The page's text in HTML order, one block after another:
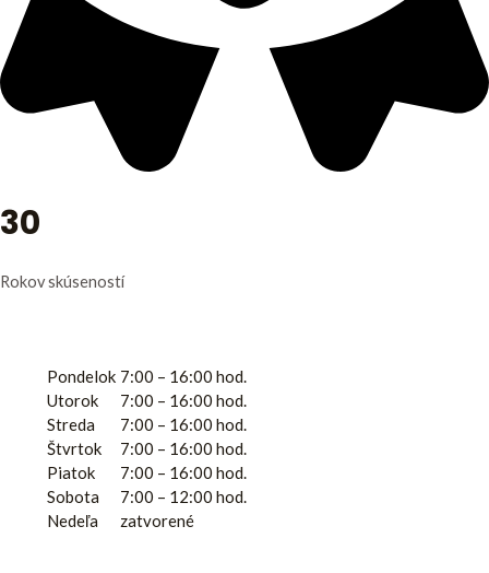
30
Rokov skúseností
Pondelok 7:00 – 16:00 hod.
Utorok
7:00 – 16:00 hod.
Streda
7:00 – 16:00 hod.
Štvrtok
7:00 – 16:00 hod.
Piatok
7:00 – 16:00 hod.
Sobota
7:00 – 12:00 hod.
Nedeľa
zatvorené